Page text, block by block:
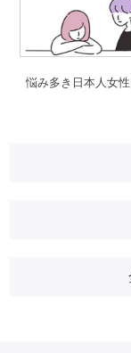
悩み多き日本人女